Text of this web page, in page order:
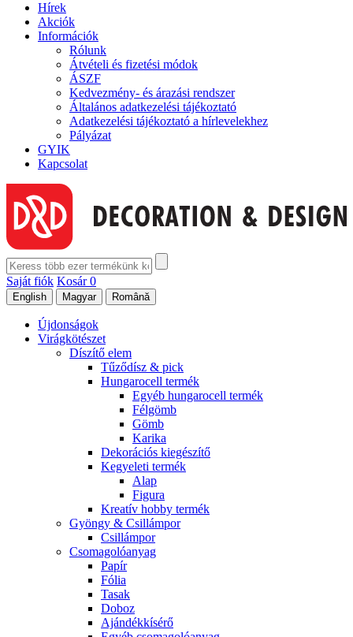
Hírek
Akciók
Információk
Rólunk
Átvételi és fizetési módok
ÁSZF
Kedvezmény- és árazási rendszer
Általános adatkezelési tájékoztató
Adatkezelési tájékoztató a hírlevelekhez
Pályázat
GYIK
Kapcsolat
Saját fiók Kosár 0
Újdonságok
Virágkötészet
Díszítő elem
Tűződísz & pick
Hungarocell termék
Egyéb hungarocell termék
Félgömb
Gömb
Karika
Dekorációs kiegészítő
Kegyeleti termék
Alap
Figura
Kreatív hobby termék
Gyöngy & Csillámpor
Csillámpor
Csomagolóanyag
Papír
Fólia
Tasak
Doboz
Ajándékkísérő